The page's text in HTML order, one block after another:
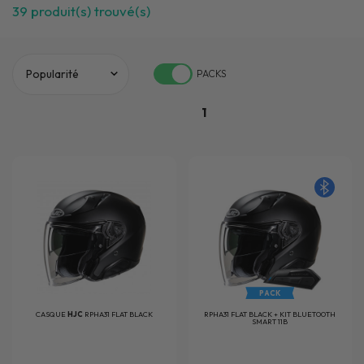
39 produit(s) trouvé(s)
PACKS
1
CASQUE HJC RPHA31 FLAT BLACK
PACK
RPHA31 FLAT BLACK + KIT BLUETOOTH
SMART 11B